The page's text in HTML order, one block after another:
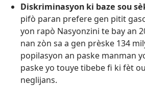
Diskriminasyon ki baze sou
pifò paran prefere gen pitit
yon rapò Nasyonzini te bay an
nan zòn sa a gen prèske 134
popilasyon an paske manman
paske yo touye tibebe fi ki fèt
neglijans.